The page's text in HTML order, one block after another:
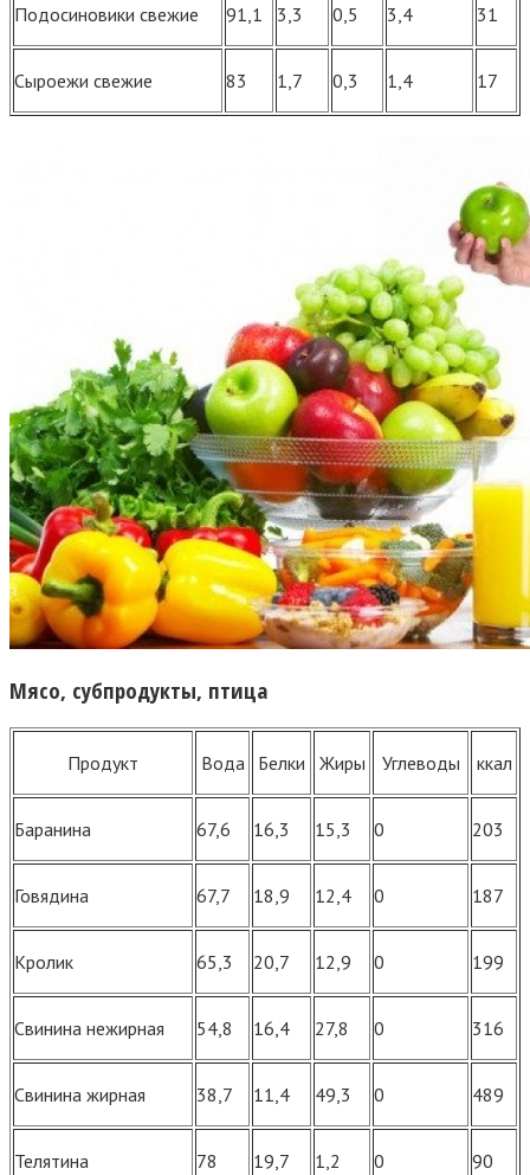
Подосиновики свежие 91,1 3,3 0,5 3,4 31
Сыроежи свежие 83 1,7 0,3 1,4 17
Мясо, субпродукты, птица
Продукт Вода Белки Жиры Углеводы ккал
Баранина 67,6 16,3 15,3 0 203
Говядина 67,7 18,9 12,4 0 187
Кролик 65,3 20,7 12,9 0 199
Свинина нежирная 54,8 16,4 27,8 0 316
Свинина жирная 38,7 11,4 49,3 0 489
Телятина 78 19,7 1,2 0 90